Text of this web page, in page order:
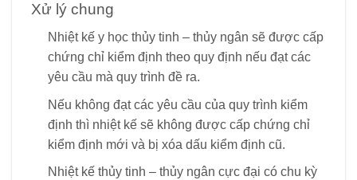
Xử lý chung
Nhiệt kế y học thủy tinh – thủy ngân sẽ được cấp
chứng chỉ kiểm định theo quy định nếu đạt các
yêu cầu mà quy trình đề ra.
Nếu không đạt các yêu cầu của quy trình kiểm
định thì nhiệt kế sẽ không được cấp chứng chỉ
kiểm định mới và bị xóa dấu kiểm định cũ.
Nhiệt kế thủy tinh – thủy ngân cực đại có chu kỳ